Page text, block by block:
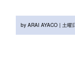
by ARAI AYACO | 土曜